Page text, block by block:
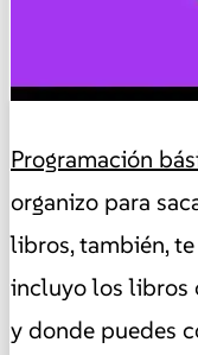
Programación
organizo para
libros, también,
incluyo los libros
y donde puedes